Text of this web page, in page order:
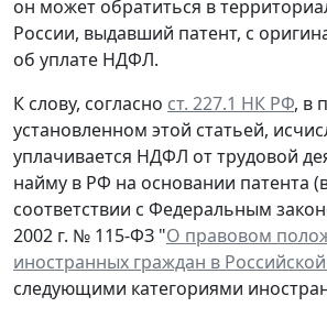
он может обратиться в
России, выдавший патент, с
об уплате НДФЛ.
К слову, согласно ст. 227.1 НК РФ, в
установленном этой статьей,
уплачивается НДФЛ от трудовой
найму в РФ на основании патента
соответствии с Федеральным
2002 г. № 115-ФЗ "О правовом
иностранных граждан в
следующими категориями